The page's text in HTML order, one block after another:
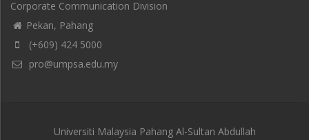
Corporate Communication Division
Pekan, Pahang
(+609) 424 5000
pro@umpsa.edu.my
Universiti Malaysia Pahang Al-Sultan Abdullah